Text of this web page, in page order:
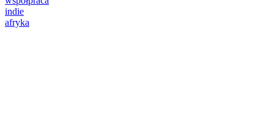
indie
afryka